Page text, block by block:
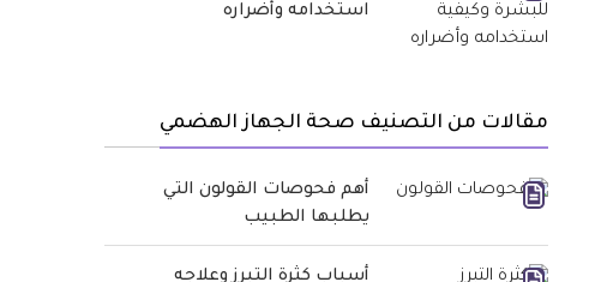
استخدامه وأضراره
مقالات من التصنيف صحة الجهاز الهضمي
أهم فحوصات القولون التي
يطلبها الطبيب
أسباب كثرة التبرز وعلاجه